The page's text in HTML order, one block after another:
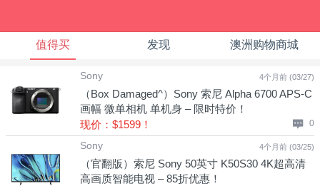
值得买 发现 澳洲购物商城
4个月前 (03/27)
Sony
（Box Damaged^）Sony 索尼 Alpha 6700 APS-C
画幅 微单相机 单机身 – 限时特价！
现价：$1599！
0
4个月前 (03/25)
Sony
（官翻版）索尼 Sony 50英寸 K50S30 4K超高清
高画质智能电视 – 85折优惠！